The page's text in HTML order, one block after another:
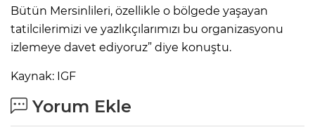
Bütün Mersinlileri, özellikle o bölgede yaşayan
tatilcilerimizi ve yazlıkçılarımızı bu organizasyonu
izlemeye davet ediyoruz” diye konuştu.
Kaynak: IGF
Yorum Ekle